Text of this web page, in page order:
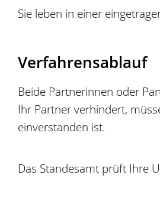
Sie leben in einer
Verfahrensablauf
Beide Partnerinnen oder
Ihr Partner verhindert,
einverstanden ist.
Das Standesamt prüft Ihre